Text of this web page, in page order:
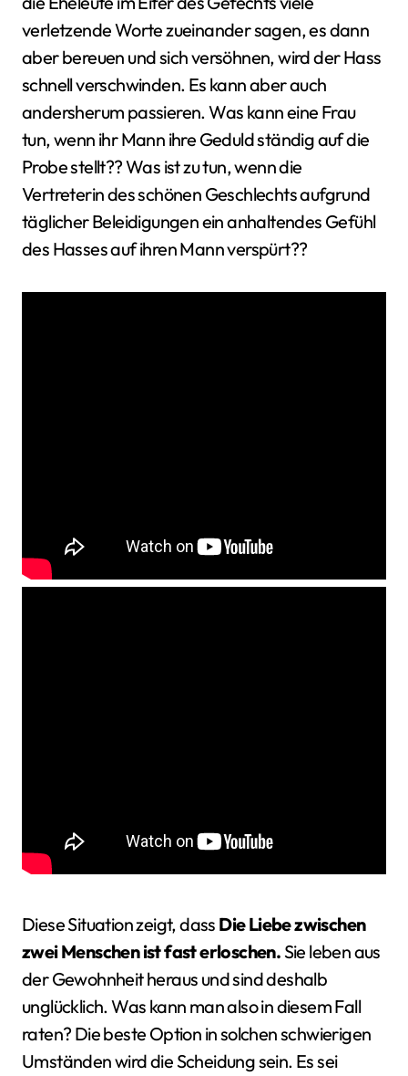
verletzende Worte zueinander sagen, es dann
aber bereuen und sich versöhnen, wird der Hass
schnell verschwinden. Es kann aber auch
andersherum passieren. Was kann eine Frau
tun, wenn ihr Mann ihre Geduld ständig auf die
Probe stellt?? Was ist zu tun, wenn die
Vertreterin des schönen Geschlechts aufgrund
täglicher Beleidigungen ein anhaltendes Gefühl
des Hasses auf ihren Mann verspürt??
Diese Situation zeigt, dass Die Liebe zwischen
zwei Menschen ist fast erloschen.Sie leben aus
der Gewohnheit heraus und sind deshalb
unglücklich. Was kann man also in diesem Fall
raten? Die beste Option in solchen schwierigen
Umständen wird die Scheidung sein. Es sei